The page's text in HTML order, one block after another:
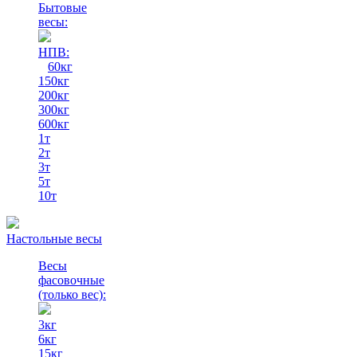
Бытовые
весы:
НПВ:
60кг
150кг
200кг
300кг
600кг
1т
2т
3т
5т
10т
Настольные весы
Весы
фасовочные
(только вес):
3кг
6кг
15кг